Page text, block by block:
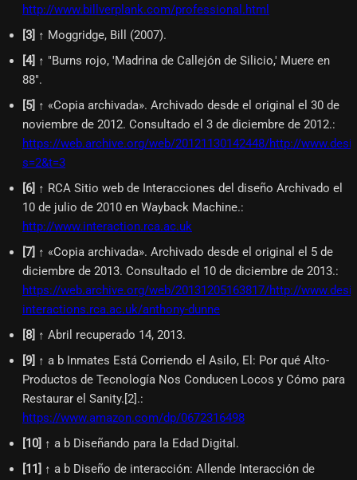
http://www.billverplank.com/professional.html
3 ↑ Moggridge, Bill (2007).
4] ↑ "Burns rojo, 'Madrina de Callejón de Silicio,' Muere en
88".
5] ↑ «Copia archivada». Archivado desde el original el 30 de
noviembre de 2012. Consultado el 3 de diciembre de 2012.:
https://web.archive.org/web/20121130142448/http://
s=2&t=3
6] ↑ RCA Sitio web de Interacciones del diseño Archivado el
10 de julio de 2010 en Wayback Machine.:
http://www.interaction.rca.ac.uk
7] ↑ «Copia archivada». Archivado desde el original el 5 de
diciembre de 2013. Consultado el 10 de diciembre de 2013.:
https://web.archive.org/web/20131205163817/http://
interactions.rca.ac.uk/anthony-dunne
8] ↑ Abril recuperado 14, 2013.
9 ↑ a b Inmates Está Corriendo el Asilo, El: Por qué Alto-
Productos de Tecnología Nos Conducen Locos y Cómo para
Restaurar el Sanity.[2].:
https://www.amazon.com/dp/0672316498
10] ↑ a b Diseñando para la Edad Digital.
11
↑ a b Diseño de interacción: Allende Interacción de